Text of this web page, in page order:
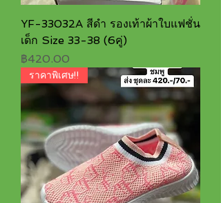
YF-33032A สีดำ รองเท้าผ้าใบแฟชั่น
เด็ก Size 33-38 (6คู่)
ราคา
฿420.00
ราคาพิเศษ!!